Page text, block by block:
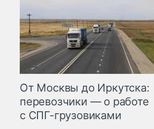
От Москвы до Иркутска:
перевозчики — о работе
с СПГ-грузовиками